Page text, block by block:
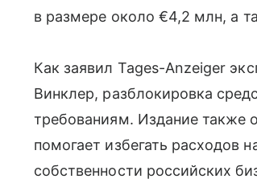
в размере около €4,2 млн, а
Как заявил Tages-Anzeiger
Винклер, разблокировка
требованиям. Издание также
помогает избегать расходов
собственности российских